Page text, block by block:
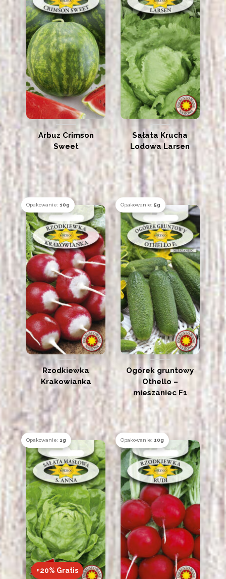
Arbuz Crimson
Sweet
Sałata Krucha
Lodowa Larsen
Opakowanie:10g
Rzodkiewka
Krakowianka
Opakowanie: 5g
Ogórek gruntowy
Othello –
mieszaniec F1
Opakowanie:1g
+20% Gratis
Opakowanie: 10g